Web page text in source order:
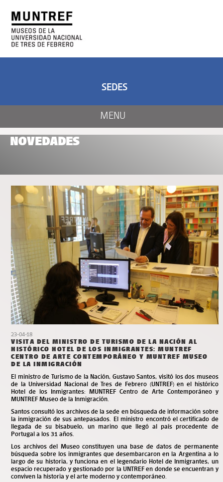
NOVEDADES
23-04-18
VISITA DEL MINISTRO DE TURISMO DE LA NACIÓN AL
HISTÓRICO HOTEL DE LOS INMIGRANTES: MUNTREF
CENTRO DE ARTE CONTEMPORÁNEO Y MUNTREF MUSEO
DE LA INMIGRACIÓN
El ministro de Turismo de la Nación, Gustavo Santos, visitó los dos museos
de la Universidad Nacional de Tres de Febrero (UNTREF) en el histórico
Hotel de los Inmigrantes: MUNTREF Centro de Arte Contemporáneo y
MUNTREF Museo de la Inmigración.
Santos consultó los archivos de la sede en búsqueda de información sobre
la inmigración de sus antepasados. El ministro encontró el certificado de
llegada de su bisabuelo, un marino que llegó al país procedente de
Portugal a los 31 años.
Los archivos del Museo constituyen una base de datos de permanente
búsqueda sobre los inmigrantes que desembarcaron en la Argentina a lo
largo de su historia, y funciona en el legendario Hotel de Inmigrantes, un
espacio recuperado y gestionado por la UNTREF en donde se encuentran y
conviven la historia y el arte moderno y contemporáneo.
MENU
SEDES
CENTRO DE ARTE
Y NATURALEZA
ARTE Y CIENCIA